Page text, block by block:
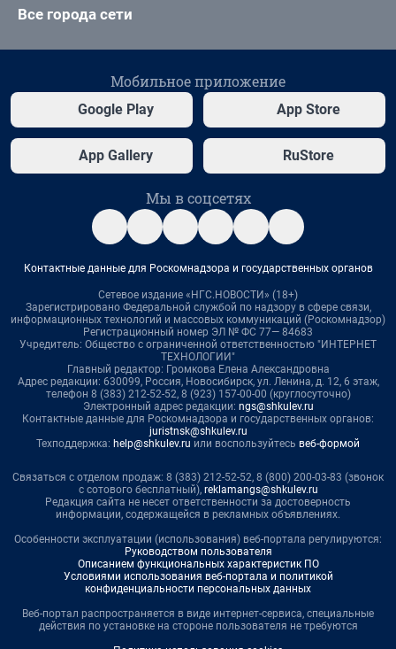
Все города сети
Мобильное приложение
Google Play App Store
App Gallery RuStore
Мы в соцсетях
Контактные данные для Роскомнадзора и государственных органов
Сетевое издание «НГС.НОВОСТИ» (18+)
Зарегистрировано Федеральной службой по надзору в сфере связи,
информационных технологий и массовых коммуникаций (Роскомнадзор)
Регистрационный номер ЭЛ № ФС 77— 84683
Учредитель: Общество с ограниченной ответственностью "ИНТЕРНЕТ
ТЕХНОЛОГИИ"
Главный редактор: Громкова Елена Александровна
Адрес редакции: 630099, Россия, Новосибирск, ул. Ленина, д. 12, 6 этаж,
телефон 8 (383) 212-52-52, 8 (923) 157-00-00 (круглосуточно)
Электронный адрес редакции: ngs@shkulev.ru
Контактные данные для Роскомнадзора и государственных органов:
juristnsk@shkulev.ru
Техподдержка: help@shkulev.ru или воспользуйтесь веб-формой
Связаться с отделом продаж: 8 (383) 212-52-52, 8 (800) 200-03-83 (звонок
с сотового бесплатный), reklamangs@shkulev.ru
Редакция сайта не несет ответственности за достоверность
информации, содержащейся в рекламных объявлениях.
Особенности эксплуатации (использования) веб-портала регулируются:
Руководством пользователя
Описанием функциональных характеристик ПО
Условиями использования веб-портала и политикой
конфиденциальности персональных данных
Веб-портал распространяется в виде интернет-сервиса, специальные
действия по установке на стороне пользователя не требуются